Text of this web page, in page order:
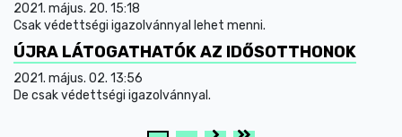
2021. május. 20. 15:18
Csak védettségi igazolvánnyal lehet menni.
ÚJRA LÁTOGATHATÓK AZ IDŐSOTTHONOK
2021. május. 02. 13:56
De csak védettségi igazolvánnyal.